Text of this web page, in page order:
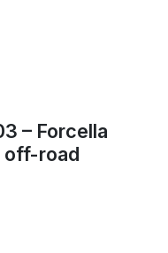
– Forcella
off-road